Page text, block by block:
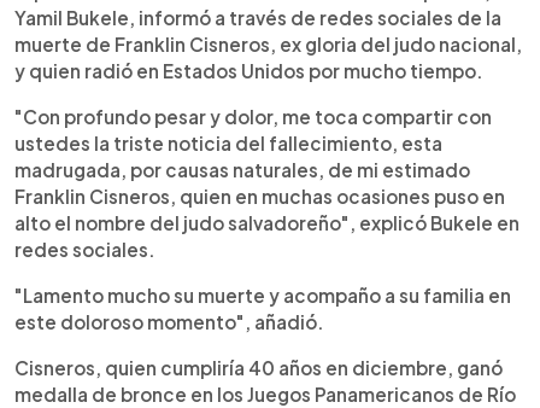
Yamil Bukele, informó a través de redes sociales de la
muerte de Franklin Cisneros, ex gloria del judo nacional,
y quien radió en Estados Unidos por mucho tiempo.
"Con profundo pesar y dolor, me toca compartir con
ustedes la triste noticia del fallecimiento, esta
madrugada, por causas naturales, de mi estimado
Franklin Cisneros, quien en muchas ocasiones puso en
alto el nombre del judo salvadoreño", explicó Bukele en
redes sociales.
"Lamento mucho su muerte y acompaño a su familia en
este doloroso momento", añadió.
Cisneros, quien cumpliría 40 años en diciembre, ganó
medalla de bronce en los Juegos Panamericanos de Río